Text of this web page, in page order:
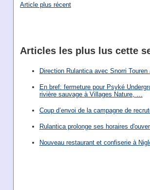
Article plus récent
Articles les plus lus cette
Direction Rulantica avec Snorri Touren
En bref: fermeture pour Psyké
rivière sauvage à Villages Nature, …
Coup d’envoi de la campagne de
Rulantica prolonge ses horaires
Nouveau restaurant et confiserie à